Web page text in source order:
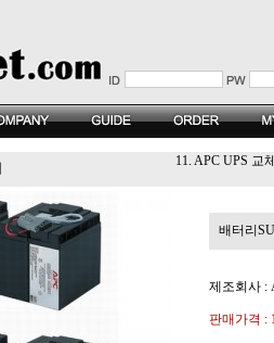
11. APC UPS 교
배터리
제조회사 :
판매가격 :